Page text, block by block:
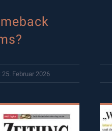
Februar 2026